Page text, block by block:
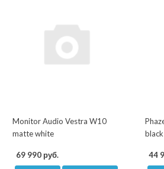
Monitor Audio Vestra W10
matte white
69 990 руб.
black
44